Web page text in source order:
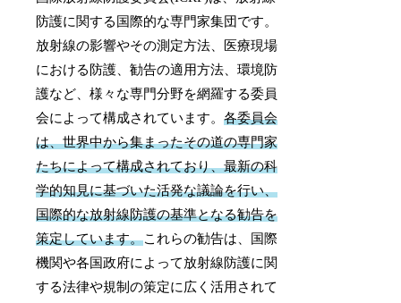
防護に関する国際的な専門家集団です。
放射線の影響やその測定方法、医療現場
における防護、勧告の適用方法、環境防
護など、様々な専門分野を網羅する委員
会によって構成されています。各委員会
は、世界中から集まったその道の専門家
たちによって構成されており、最新の科
学的知見に基づいた活発な議論を行い、
国際的な放射線防護の基準となる勧告を
策定しています。これらの勧告は、国際
機関や各国政府によって放射線防護に関
する法律や規制の策定に広く活用されて